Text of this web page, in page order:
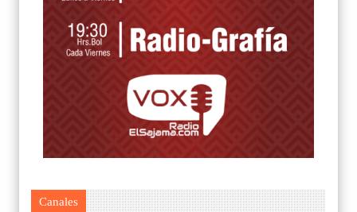
Canales